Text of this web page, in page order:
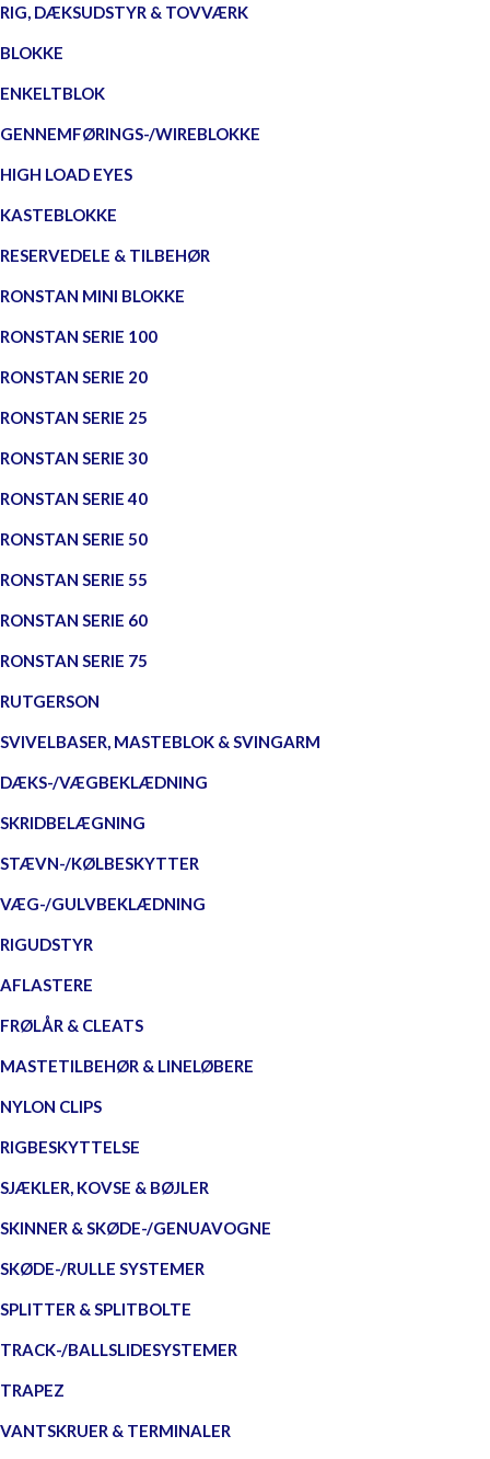
RIG, DÆKSUDSTYR & TOVVÆRK
BLOKKE
ENKELTBLOK
GENNEMFØRINGS-/WIREBLOKKE
HIGH LOAD EYES
KASTEBLOKKE
RESERVEDELE & TILBEHØR
RONSTAN MINI BLOKKE
RONSTAN SERIE 100
RONSTAN SERIE 20
RONSTAN SERIE 25
RONSTAN SERIE 30
RONSTAN SERIE 40
RONSTAN SERIE 50
RONSTAN SERIE 55
RONSTAN SERIE 60
RONSTAN SERIE 75
RUTGERSON
SVIVELBASER, MASTEBLOK & SVINGARM
DÆKS-/VÆGBEKLÆDNING
SKRIDBELÆGNING
STÆVN-/KØLBESKYTTER
VÆG-/GULVBEKLÆDNING
RIGUDSTYR
AFLASTERE
FRØLÅR & CLEATS
MASTETILBEHØR & LINELØBERE
NYLON CLIPS
RIGBESKYTTELSE
SJÆKLER, KOVSE & BØJLER
SKINNER & SKØDE-/GENUAVOGNE
SKØDE-/RULLE SYSTEMER
SPLITTER & SPLITBOLTE
TRACK-/BALLSLIDESYSTEMER
TRAPEZ
VANTSKRUER & TERMINALER